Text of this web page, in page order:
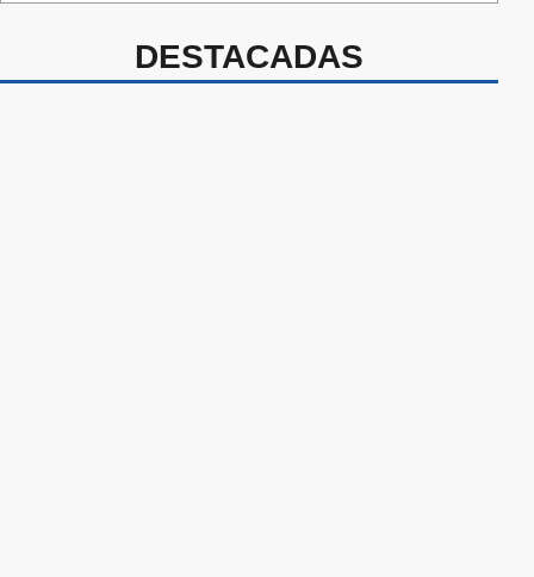
DESTACADAS